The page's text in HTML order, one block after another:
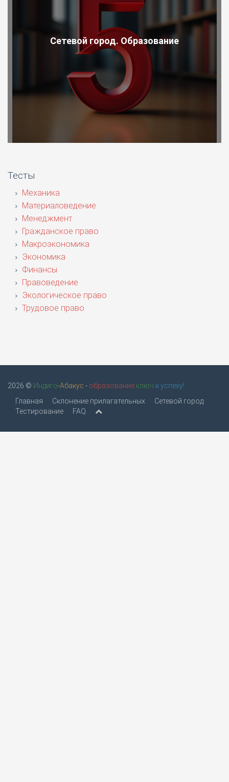
Сетевой город. Образование
Тесты
Механика
Материаловедение
Менеджмент
Гражданское право
Макроэкономика
Экономика
Финансы
Правоведение
Экологическое право
Трудовое право
2026 © Индиго-Абакус - образование ключ к успеху!
Главная
Склонение прилагательных
Сетевой город
Тестирование
FAQ